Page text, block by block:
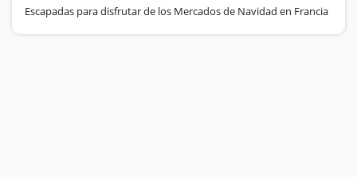
Escapadas para disfrutar de los Mercados de Navidad en Francia